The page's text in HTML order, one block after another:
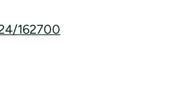
162700